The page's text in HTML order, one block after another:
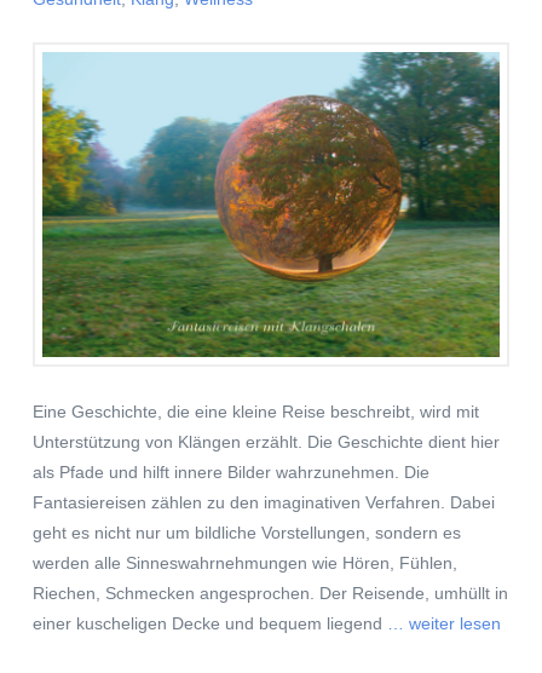
Eine Geschichte, die eine kleine Reise beschreibt, wird mit
Unterstützung von Klängen erzählt. Die Geschichte dient hier
als Pfade und hilft innere Bilder wahrzunehmen. Die
Fantasiereisen zählen zu den imaginativen Verfahren. Dabei
geht es nicht nur um bildliche Vorstellungen, sondern es
werden alle Sinneswahrnehmungen wie Hören, Fühlen,
Riechen, Schmecken angesprochen. Der Reisende, umhüllt in
einer kuscheligen Decke und bequem liegend … weiter lesen